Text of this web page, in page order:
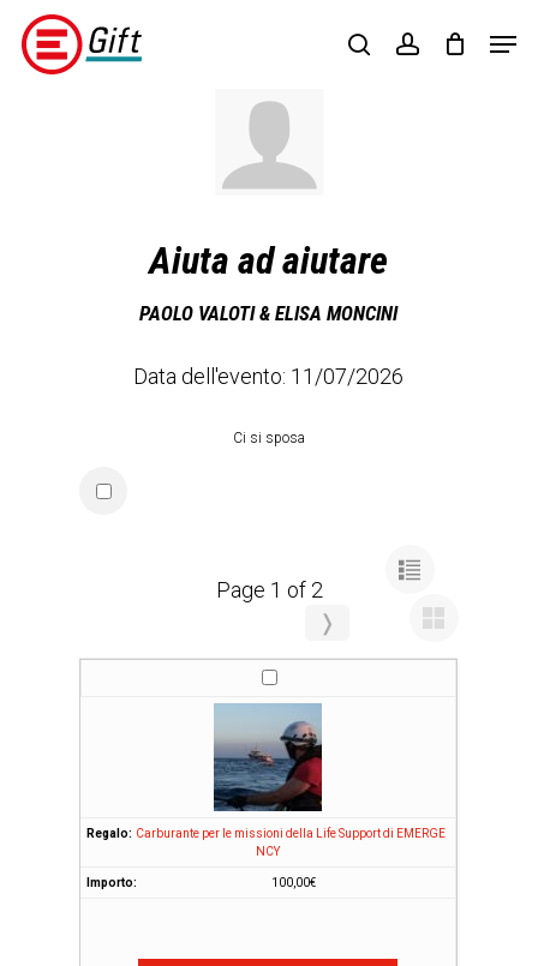
Skip
main
searchaccount
Aiuta ad aiutare
PAOLO VALOTI & ELISA MONCINI
Data dell'evento: 11/07/2026
Ci si sposa
Page 1 of 2
❭
Carburante per le missioni della Life Support di EMERGE
NCY
100,00€